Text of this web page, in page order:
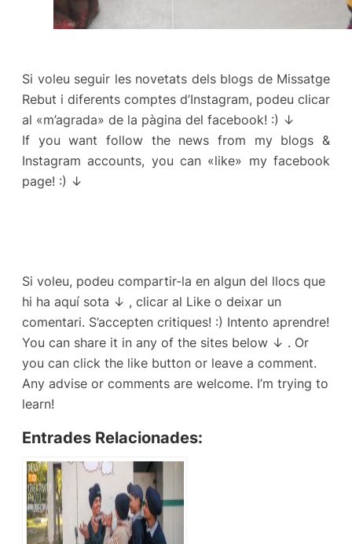
Si voleu seguir les novetats dels blogs de Missatge
Rebut i diferents comptes d’Instagram, podeu clicar
al «m’agrada» de la pàgina del facebook! :) ↓
If you want follow the news from my blogs &
Instagram accounts, you can «like» my facebook
page! :) ↓
Si voleu, podeu compartir-la en algun del llocs que
hi ha aquí sota ↓ , clicar al Like o deixar un
comentari. S’accepten critiques! :) Intento aprendre!
You can share it in any of the sites below ↓ . Or
you can click the like button or leave a comment.
Any advise or comments are welcome. I’m trying to
learn!
Entrades Relacionades: